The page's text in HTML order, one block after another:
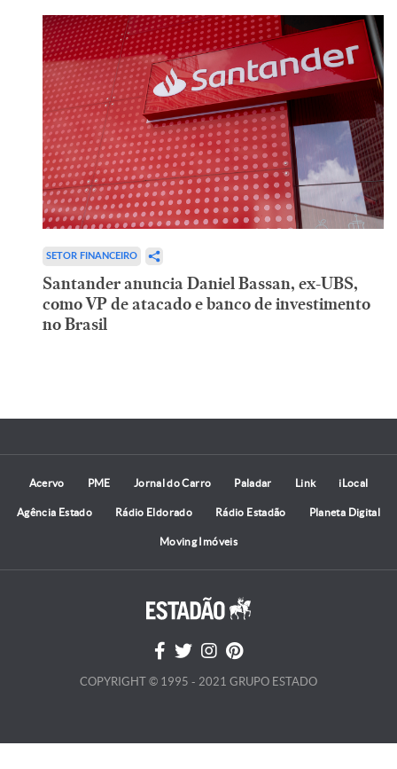
SETOR FINANCEIRO
Santander anuncia Daniel Bassan, ex-UBS,
como VP de atacado e banco de investimento
no Brasil
Acervo PME Jornal do Carro Paladar Link iLocal
Agência Estado Rádio Eldorado Rádio Estadão Planeta Digital
Moving Imóveis
COPYRIGHT © 1995 - 2021 GRUPO ESTADO